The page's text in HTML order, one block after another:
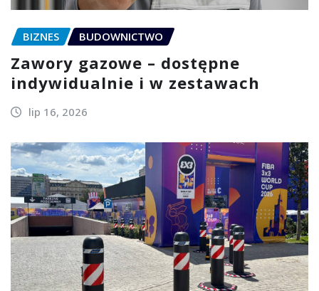
BIZNES BUDOWNICTWO
Zawory gazowe – dostępne
indywidualnie i w zestawach
lip 16, 2026